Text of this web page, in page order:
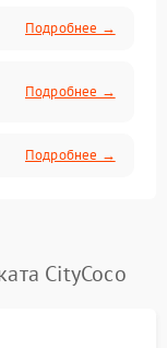
Подробнее →
Подробнее →
Подробнее →
CityCoco